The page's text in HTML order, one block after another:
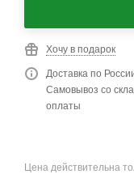
Хочу в подарок
Доставка по
Самовывоз со
оплаты
Цена действительна